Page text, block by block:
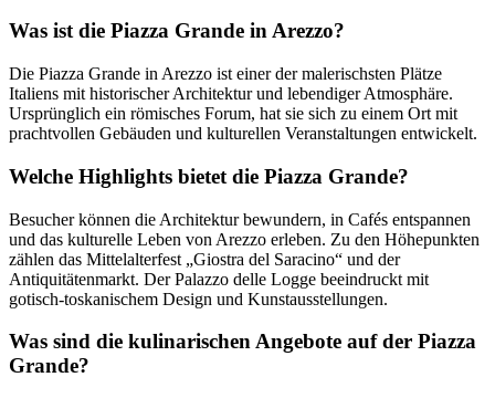
Was ist die Piazza Grande in Arezzo?
Die Piazza Grande in Arezzo ist einer der malerischsten Plätze
Italiens mit historischer Architektur und lebendiger Atmosphäre.
Ursprünglich ein römisches Forum, hat sie sich zu einem Ort mit
prachtvollen Gebäuden und kulturellen Veranstaltungen entwickelt.
Welche Highlights bietet die Piazza Grande?
Besucher können die Architektur bewundern, in Cafés entspannen
und das kulturelle Leben von Arezzo erleben. Zu den Höhepunkten
zählen das Mittelalterfest „Giostra del Saracino“ und der
Antiquitätenmarkt. Der Palazzo delle Logge beeindruckt mit
gotisch-toskanischem Design und Kunstausstellungen.
Was sind die kulinarischen Angebote auf der Piazza
Grande?